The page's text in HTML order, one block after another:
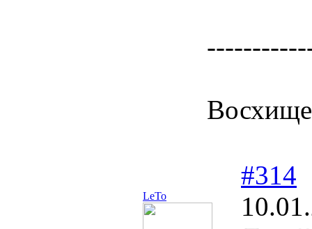
LeTo
#314